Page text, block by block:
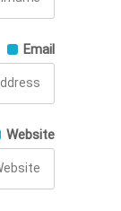
Email
Website